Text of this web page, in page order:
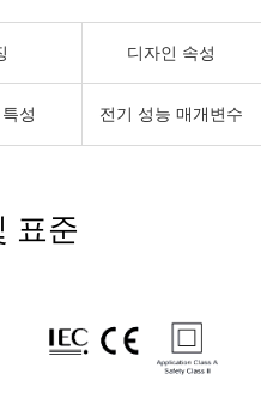
디자인 속성
성 전기 성능 매개변수
표준